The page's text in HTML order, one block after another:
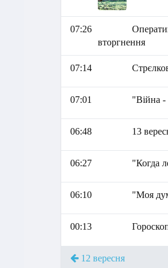
07:26
вторгнення
07:14
07:01 "Війна
06:48 13
06:27 "Когда
06:10 "Моя
00:13
12 вересня